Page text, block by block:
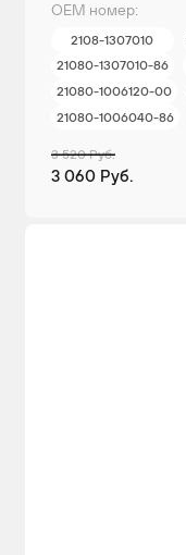
ОЕМ номер:
2108-1307010
21080-1307010-86
21080-1006120-00
21080-1006040-86
3 520 Руб.
3 060 Руб.